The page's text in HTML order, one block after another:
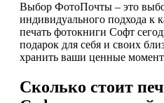
Выбор ФотоПочты – это
индивидуального подхода к
печать фотокниги Софт
подарок для себя и своих
хранить ваши ценные
Сколько стоит